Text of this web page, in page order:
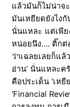
แล้วมันก็ไม่น่าจ
มันเหยียดยังไง
นั่นแหละ แต่เพีย
หน่อยนึง…. ติ๊กต่
ว่าเฉลยเลยก็แ
อ่าน’ นั่นแหละ
คือประเด็น ‘เห
‘Financial